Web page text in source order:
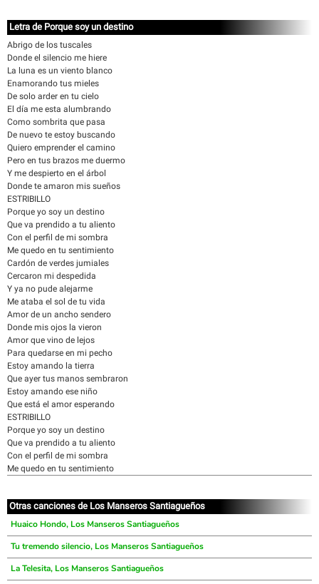
Letra de Porque soy un destino
Abrigo de los tuscales
Donde el silencio me hiere
La luna es un viento blanco
Enamorando tus mieles
De solo arder en tu cielo
El día me esta alumbrando
Como sombrita que pasa
De nuevo te estoy buscando
Quiero emprender el camino
Pero en tus brazos me duermo
Y me despierto en el árbol
Donde te amaron mis sueños
ESTRIBILLO
Porque yo soy un destino
Que va prendido a tu aliento
Con el perfil de mi sombra
Me quedo en tu sentimiento
Cardón de verdes jumiales
Cercaron mi despedida
Y ya no pude alejarme
Me ataba el sol de tu vida
Amor de un ancho sendero
Donde mis ojos la vieron
Amor que vino de lejos
Para quedarse en mi pecho
Estoy amando la tierra
Que ayer tus manos sembraron
Estoy amando ese niño
Que está el amor esperando
ESTRIBILLO
Porque yo soy un destino
Que va prendido a tu aliento
Con el perfil de mi sombra
Me quedo en tu sentimiento
Otras canciones de Los Manseros Santiagueños
Huaico Hondo, Los Manseros Santiagueños
Tu tremendo silencio, Los Manseros Santiagueños
La Telesita, Los Manseros Santiagueños